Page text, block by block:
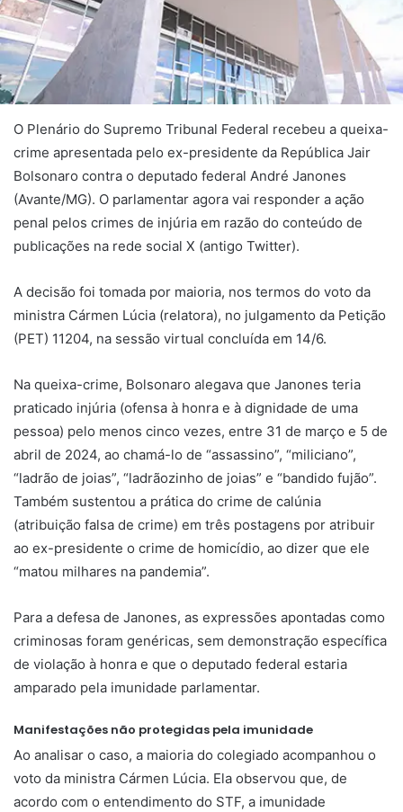
O Plenário do Supremo Tribunal Federal recebeu a queixa-
crime apresentada pelo ex-presidente da República Jair
Bolsonaro contra o deputado federal André Janones
(Avante/MG). O parlamentar agora vai responder a ação
penal pelos crimes de injúria em razão do conteúdo de
publicações na rede social X (antigo Twitter).
A decisão foi tomada por maioria, nos termos do voto da
ministra Cármen Lúcia (relatora), no julgamento da Petição
(PET) 11204, na sessão virtual concluída em 14/6.
Na queixa-crime, Bolsonaro alegava que Janones teria
praticado injúria (ofensa à honra e à dignidade de uma
pessoa) pelo menos cinco vezes, entre 31 de março e 5 de
abril de 2024, ao chamá-lo de “assassino”, “miliciano”,
“ladrão de joias”, “ladrãozinho de joias” e “bandido fujão”.
Também sustentou a prática do crime de calúnia
(atribuição falsa de crime) em três postagens por atribuir
ao ex-presidente o crime de homicídio, ao dizer que ele
“matou milhares na pandemia”.
Para a defesa de Janones, as expressões apontadas como
criminosas foram genéricas, sem demonstração específica
de violação à honra e que o deputado federal estaria
amparado pela imunidade parlamentar.
Manifestações não protegidas pela imunidade
Ao analisar o caso, a maioria do colegiado acompanhou o
voto da ministra Cármen Lúcia. Ela observou que, de
acordo com o entendimento do STF, a imunidade